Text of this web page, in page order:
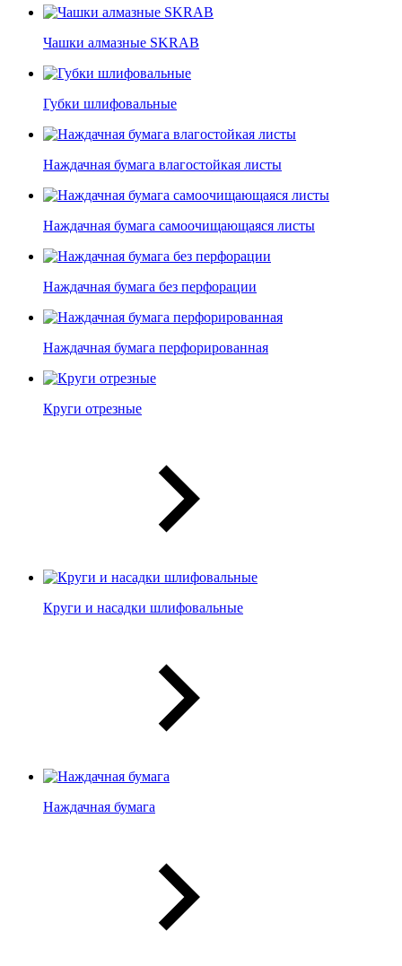
Чашки алмазные SKRAB
Губки шлифовальные
Наждачная бумага влагостойкая листы
Наждачная бумага самоочищающаяся листы
Наждачная бумага без перфорации
Наждачная бумага перфорированная
Круги отрезные
Круги и насадки шлифовальные
Наждачная бумага